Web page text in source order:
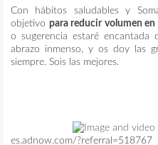
Con hábitos saludables y
objetivo para reducir volumen en
o sugerencia estaré
abrazo inmenso, y os doy las
siempre. Sois las mejores.
es.adnow.com/?referral=518767